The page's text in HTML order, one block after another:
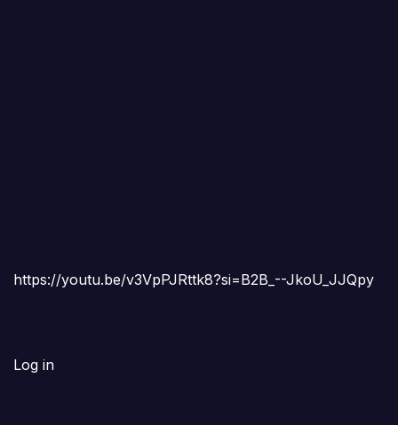
https://youtu.be/v3VpPJRttk8?si=B2B_--JkoU_JJQpy
Log in